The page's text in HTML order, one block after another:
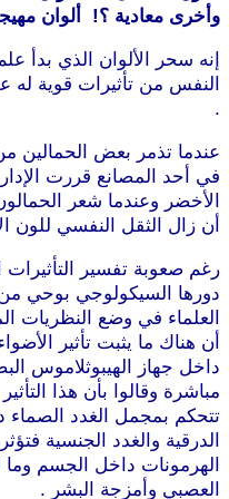
وأخرى معادية ؟! ألوان
إنه سحر الألوان الذي بدأ
النفس من تأثيرات قوية
.
عندما تذمر بعض الحمالين من
في أحد المصانع قررت
الأخضر وعندما شعر
أن زال الثقل النفسي للون
رغم صعوبة تفسير التأثيرات
دورها السيكولوجي بوحي
العلماء في وضع النظريات
أن هناك ما يثبت تأثير
داخل جهاز الهيبوثلاموس
مباشرة وقالوا بأن هذا
تتحكم بمجمل الغدد
الدرقية والغدد الجنسية
الهرمونات داخل الجسم
العصبي وأمزجة البشر .